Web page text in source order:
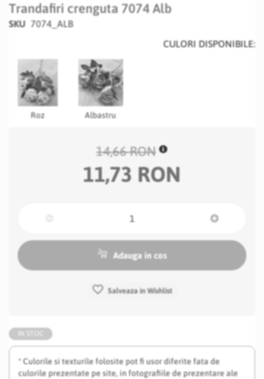
beginning
of
gallery
Trandafiri crenguta 7074 Alb
SKU 7074_ALB
* Culorile si texturile folosite pot fi usor diferite fata de
culorile prezentate pe site, in fotografiile de prezentare ale
CULORI DISPONIBILE:
Roz Albastru
14,66 RON
11,73 RON
Adauga in cos
Salveaza in Wishlist